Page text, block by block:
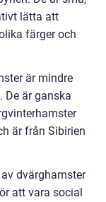
lätta att
färger och
är mindre
De är ganska
är från Sibirien
dvärghamster
att vara social